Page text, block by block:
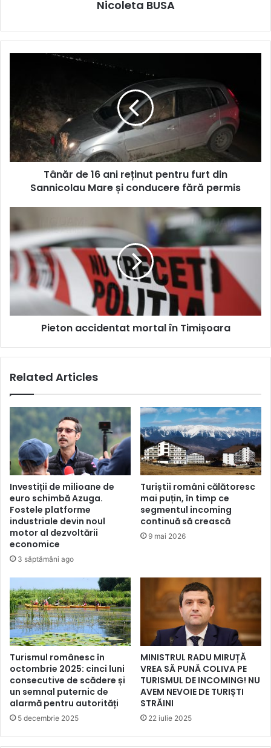
Nicoleta BUSA
reținut
pentru
furt
Sannicolau
permis
Tânăr de 16 ani reținut pentru furt din
Sannicolau Mare și conducere fără permis
accidentat
mortal
în
Timișoara
Pieton accidentat mortal în Timișoara
Related Articles
Investiții de milioane de
euro schimbă Azuga.
Fostele platforme
industriale devin noul
motor al dezvoltării
economice
3 săptămâni ago
Turiștii români călătoresc
mai puțin, în timp ce
segmentul incoming
continuă să crească
9 mai 2026
Turismul românesc în
octombrie 2025: cinci luni
consecutive de scădere și
un semnal puternic de
alarmă pentru autorități
5 decembrie 2025
MINISTRUL RADU MIRUȚĂ
VREA SĂ PUNĂ COLIVA PE
TURISMUL DE INCOMING! NU
AVEM NEVOIE DE TURIȘTI
STRĂINI
22 iulie 2025